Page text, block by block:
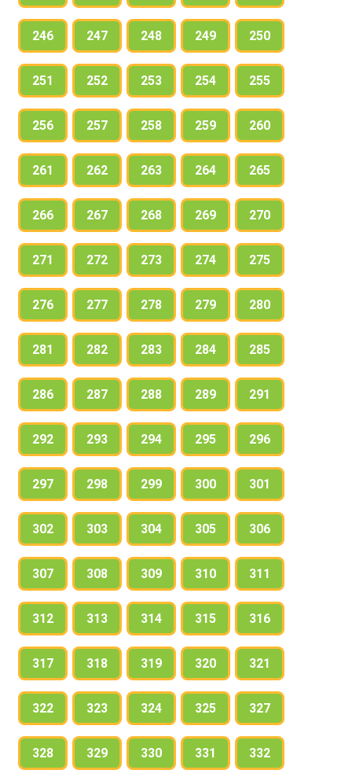
246 247 248 249 250
251 252 253 254 255
256 257 258 259 260
261 262 263 264 265
266 267 268 269 270
271 272 273 274 275
276 277 278 279 280
281 282 283 284 285
286 287 288 289 291
292 293 294 295 296
297 298 299 300 301
302 303 304 305 306
307 308 309 310 311
312 313 314 315 316
317 318 319 320 321
322 323 324 325 327
328 329 330 331 332